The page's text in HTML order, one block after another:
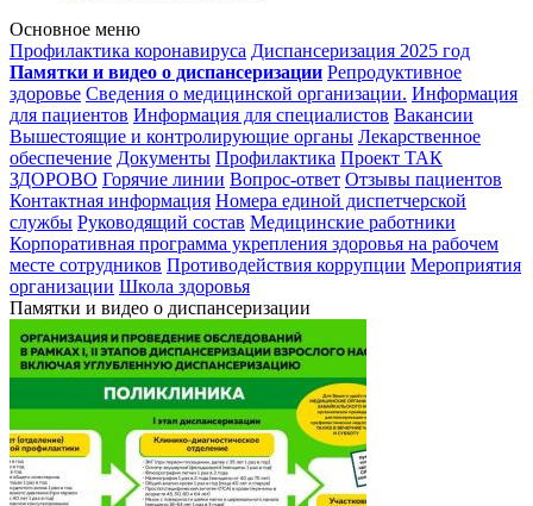
Основное меню
Профилактика коронавируса Диспансеризация 2025 год
Памятки и видео о диспансеризации Репродуктивное
здоровье Сведения о медицинской организации. Информация
для пациентов Информация для специалистов Вакансии
Вышестоящие и контролирующие органы Лекарственное
обеспечение Документы Профилактика Проект ТАК
ЗДОРОВО Горячие линии Вопрос-ответ Отзывы пациентов
Контактная информация Номера единой диспетчерской
службы Руководящий состав Медицинские работники
Корпоративная программа укрепления здоровья на рабочем
месте сотрудников Противодействия коррупции Мероприятия
организации Школа здоровья
Памятки и видео о диспансеризации